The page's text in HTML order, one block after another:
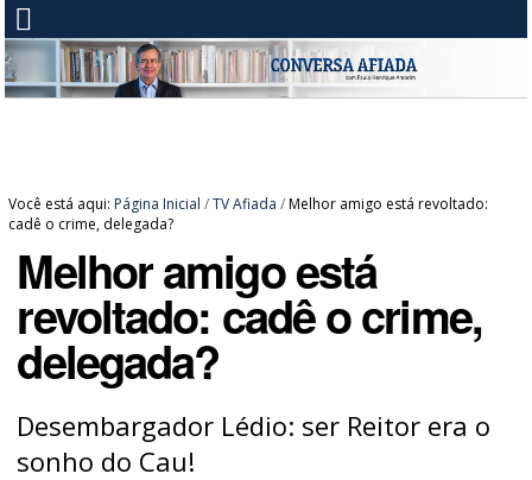
Você está aqui: Página Inicial /TV Afiada /Melhor amigo está revoltado:
cadê o crime, delegada?
Melhor amigo está
revoltado: cadê o crime,
delegada?
Desembargador Lédio: ser Reitor era o
sonho do Cau!